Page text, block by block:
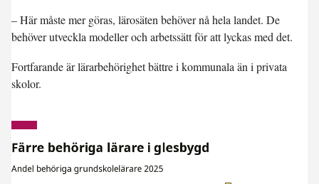
– Här måste mer göras, lärosäten behöver nå hela landet. De
behöver utveckla modeller och arbetssätt för att lyckas med det.
Fortfarande är lärarbehörighet bättre i kommunala än i privata
skolor.